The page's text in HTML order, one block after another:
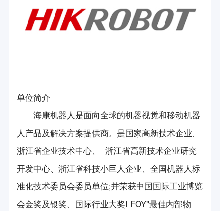
会员简介
第一届中国（杭州）国际机器人西湖论坛
第五届中国（杭州）国际机器人西湖论坛
第六届中国（杭州）国际机器人西湖论坛
2024年中国（杭州）国际机器人西湖论坛
机器人竞赛
科创服务
新产品/新技术展示
团体标准咨询服务
专利咨询服务
杭州市知识产权保护中心
《机器人技术与应用》杂志
立德机器人平台
浙江省标准化研究院
方圆检测集团
政策法规
政策要闻
法律法规
加入我们
入会申请
联系我们
单位简介
海康机器人是面向全球的机器视觉和移动机器
人产品及解决方案提供商。是国家高新技术企业、
浙江省企业技术中心、 浙江省高新技术企业研究
开发中心、浙江省科技小巨人企业、全国机器人标
准化技术委员会委员单位;并荣获中国国际工业博览
会金奖及银奖、国际行业大奖I FOY"最佳内部物